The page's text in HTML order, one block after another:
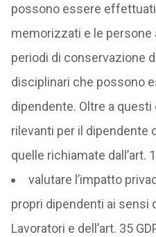
possono essere effettuati
memorizzati e le persone
periodi di conservazione
disciplinari che possono
dipendente. Oltre a
rilevanti per il dipendente
quelle richiamate dall’art.
valutare l’impatto
propri dipendenti ai sensi
Lavoratori e dell’art. 35